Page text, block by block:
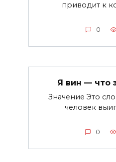
приводит к
0
Я вин — что
Значение Это
человек
0